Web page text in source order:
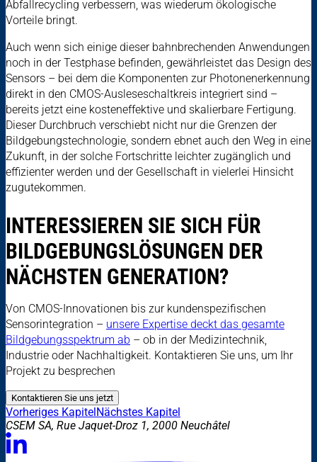
Abfallrecycling verbessern, was wiederum ökologische
Vorteile bringt.
Auch wenn sich einige dieser bahnbrechenden Anwendungen
noch in der Testphase befinden, gewährleistet das Design des
Sensors – bei dem die Komponenten zur Photonenerkennung
direkt in den CMOS-Ausleseschaltkreis integriert sind –
bereits jetzt eine kosteneffektive und skalierbare Fertigung.
Dieser Durchbruch verschiebt nicht nur die Grenzen der
Bildgebungstechnologie, sondern ebnet auch den Weg in eine
Zukunft, in der solche Fortschritte leichter zugänglich und
effizienter werden und der Gesellschaft in vielerlei Hinsicht
zugutekommen.
INTERESSIEREN SIE SICH FÜR
BILDGEBUNGSLÖSUNGEN DER
NÄCHSTEN GENERATION?
Von CMOS-Innovationen bis zur kundenspezifischen
Sensorintegration – unsere Expertise deckt das gesamte
Bildgebungsspektrum ab – ob in der Medizintechnik,
Industrie oder Nachhaltigkeit. Kontaktieren Sie uns, um Ihr
Projekt zu besprechen
Kontaktieren Sie uns jetzt
Vorheriges Kapitel Nächstes Kapitel
CSEM SA, Rue Jaquet-Droz 1, 2000 Neuchâtel